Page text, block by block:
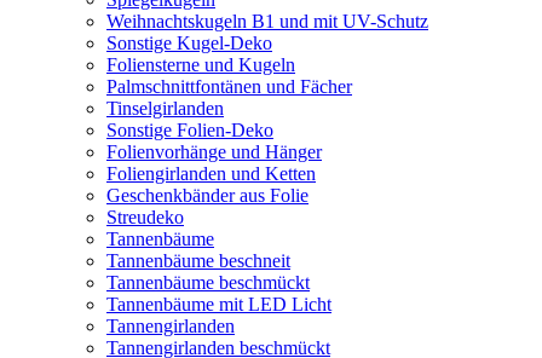
Weihnachtskugeln B1 und mit UV-Schutz
Sonstige Kugel-Deko
Foliensterne und Kugeln
Palmschnittfontänen und Fächer
Tinselgirlanden
Sonstige Folien-Deko
Folienvorhänge und Hänger
Foliengirlanden und Ketten
Geschenkbänder aus Folie
Streudeko
Tannenbäume
Tannenbäume beschneit
Tannenbäume beschmückt
Tannenbäume mit LED Licht
Tannengirlanden
Tannengirlanden beschmückt